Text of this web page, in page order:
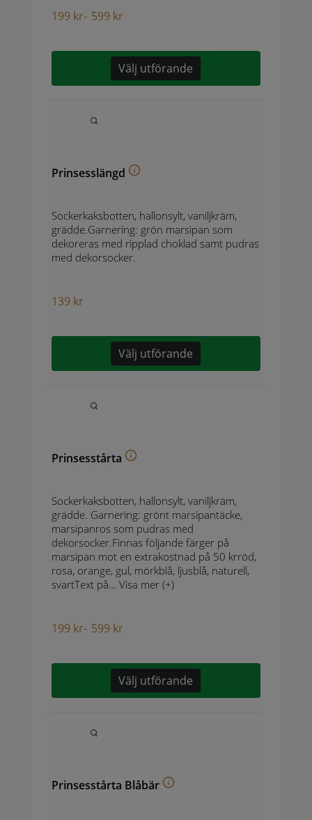
199 kr- 599 kr
Välj utförande
Prinsesslängd
Sockerkaksbotten, hallonsylt, vaniljkräm,
grädde.Garnering: grön marsipan som
dekoreras med ripplad choklad samt pudras
med dekorsocker.
139 kr
Välj utförande
Prinsesstårta
Sockerkaksbotten, hallonsylt, vaniljkräm,
grädde. Garnering: grönt marsipantäcke,
marsipanros som pudras med
dekorsocker.Finnas följande färger på
marsipan mot en extrakostnad på 50 krröd,
rosa, orange, gul, mörkblå, ljusblå, naturell,
svartText på… Visa mer (+)
199 kr- 599 kr
Välj utförande
Prinsesstårta Blåbär